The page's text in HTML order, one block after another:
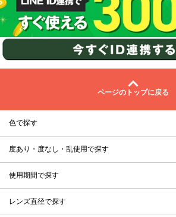
ページのトップに戻る
色で探す
度あり・度なし・乱使用で探す
使用期間で探す
レンズ直径で探す